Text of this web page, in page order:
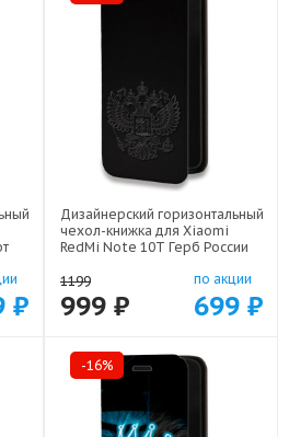
₽
Дизайнерский горизонтальный
чехол-книжка для Xiaomi
RedMi Note 10T Герб России
1199
999 ₽
по акции
699 ₽
-16%